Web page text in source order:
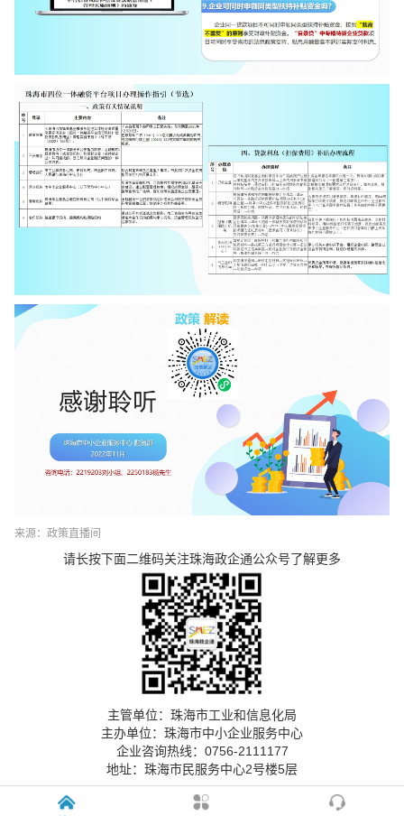
来源：政策直播间
请长按下面二维码关注珠海政企通公众号了解更多
主管单位：珠海市工业和信息化局
主办单位：珠海市中小企业服务中心
企业咨询热线：0756-2111177
地址：珠海市民服务中心2号楼5层